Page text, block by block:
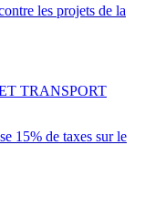
les projets de la
15% de taxes sur le
TRANSPORT